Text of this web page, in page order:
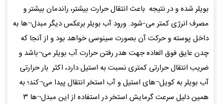
بویلر شده و در نتیجه باعث انتقال حرارت بیشتر، راندمان بیشتر و
مصرف انرژی کمتر می-شود. ورود آب بویلر برعکس دیگر مبدل¬ها به
داخل پوسته و حرکت آن بصورت سینوسی خواهد بود و از آنجا که
چدن عایق فوق العاده جهت هدر رفتن حرارت آب بویلر می¬باشد و
ضریب انتقال حرارتی کمتری نسبت به استیل دارد، اکثر بار حرارتی
آب بویلر به کویل¬های استیل و آب استخر انتقال پیدا می¬کند؛ به
همین دلیل سرعت گرمایش استخر در استفاده از این مبدل¬ها ۳